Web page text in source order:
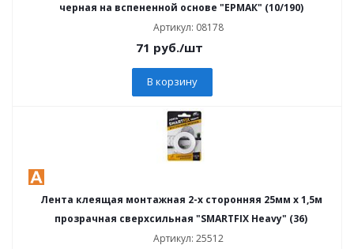
черная на вспененной основе "ЕРМАК" (10/190)
Артикул: 08178
71 руб./шт
В корзину
Лента клеящая монтажная 2-х сторонняя 25мм х 1,5м
прозрачная сверхсильная "SMARTFIX Heavy" (36)
Артикул: 25512